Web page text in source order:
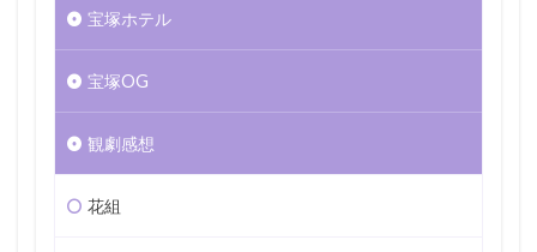
宝塚ホテル
宝塚OG
観劇感想
花組